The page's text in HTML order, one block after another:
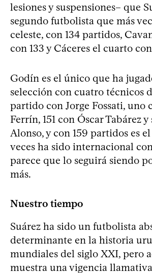
lesiones y suspensiones– que
segundo futbolista que más
celeste, con 134 partidos,
con 133 y Cáceres el cuarto con
Godín es el único que ha
selección con cuatro técnicos
partido con Jorge Fossati, uno
Ferrín, 151 con Óscar Tabárez
Alonso, y con 159 partidos es
veces ha sido internacional
parece que lo seguirá siendo
más.
Nuestro tiempo
Suárez ha sido un futbolista
determinante en la historia
mundiales del siglo XXI, pero
muestra una vigencia